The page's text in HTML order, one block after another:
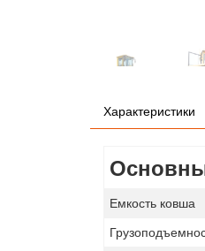
Характеристики
Емкость ковша